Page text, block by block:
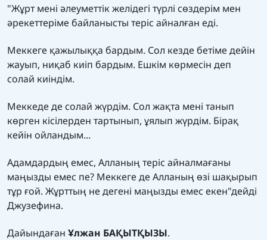
"Жұрт мені әлеуметтік желідегі түрлі сөздерім мен
әрекеттеріме байланысты теріс айналған еді.
Меккеге қажылыққа бардым. Сол кезде бетіме дейін
жауып, ниқаб киіп бардым. Ешкім көрмесін деп
солай киіндім.
Меккеде де солай жүрдім. Сол жақта мені танып
көрген кісілерден тартынып, ұялып жүрдім. Бірақ
кейін ойландым...
Адамдардың емес, Алланың теріс айналмағаны
маңызды емес пе? Меккеге де Алланың өзі шақырып
тұр ғой. Жұрттың не дегені маңызды емес екен"дейді
Джузефина.
Дайындаған Ұлжан БАҚЫТҚЫЗЫ.